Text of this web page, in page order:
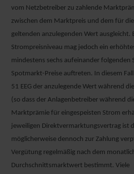
vom Netzbetreiber zu zahlende
zwischen dem Marktpreis und dem für
geltenden anzulegenden Wert ausgleicht.
Strompreisniveau mag jedoch ein
mindestens sechs aufeinander folgenden
Spotmarkt-Preise auftreten. In diesem
51 EEG der anzulegende Wert während
(so dass der Anlagenbetreiber während
Marktprämie für eingespeisten Strom
jeweiligen Direktvermarktungsvertrag ist
möglicherweise dennoch zur Zahlung
Vergütung regelmäßig nach dem
Durchschnittsmarktwert bestimmt. Viele